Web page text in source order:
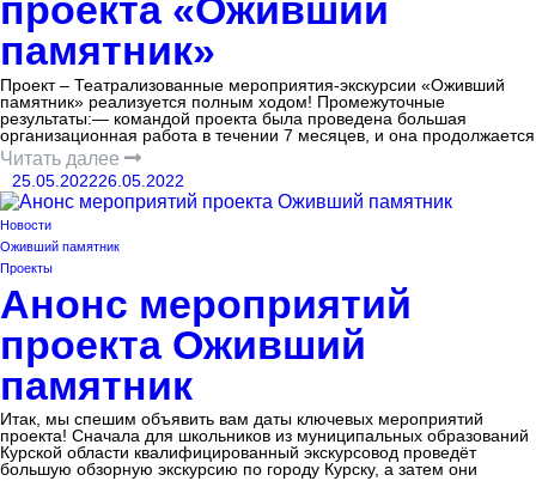
проекта «Оживший
памятник»
Проект – Театрализованные мероприятия-экскурсии «Оживший
памятник» реализуется полным ходом! Промежуточные
результаты:— командой проекта была проведена большая
организационная работа в течении 7 месяцев, и она продолжается
Читать далее
25.05.202226.05.2022
Новости
Оживший памятник
Проекты
Анонс мероприятий
проекта Оживший
памятник
Итак, мы спешим объявить вам даты ключевых мероприятий
проекта! Сначала для школьников из муниципальных образований
Курской области квалифицированный экскурсовод проведёт
большую обзорную экскурсию по городу Курску, а затем они